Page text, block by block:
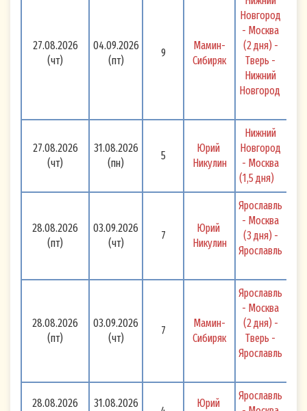
27.08.2026
(чт)
04.09.2026
(пт)
9
Мамин-
Сибиряк
Новгород
- Москва
(2 дня) -
Тверь -
Нижний
Новгород
27.08.2026
(чт)
31.08.2026
(пн)
5
Юрий
Никулин
Нижний
Новгород
- Москва
(1,5 дня)
28.08.2026
(пт)
03.09.2026
(чт)
7
Юрий
Никулин
Ярославль
- Москва
(3 дня) -
Ярославль
28.08.2026
(пт)
03.09.2026
(чт)
7
Мамин-
Сибиряк
Ярославль
- Москва
(2 дня) -
Тверь -
Ярославль
28.08.2026
31.08.2026
Юрий
Ярославль
Оператором следующих действий с
(предоставление, доступ), блокирование,
удаление, уничтожение.
Я согласен, что оператор вправе осуществлять
персональных данных, так и без использования
средств автоматизации.
Я гарантирую, что :
Подписки на рассылку адрес электронной
почты и номер мобильного телефона
в случае, если при оформлении Подписки
на рассылку мной указаны адрес